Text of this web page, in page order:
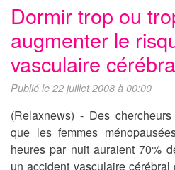
Dormir trop ou
augmenter le
vasculaire
Publié le 22 juillet 2008 à 00:00
(Relaxnews) - Des
que les femmes
heures par nuit auraient 70%
un accident vasculaire